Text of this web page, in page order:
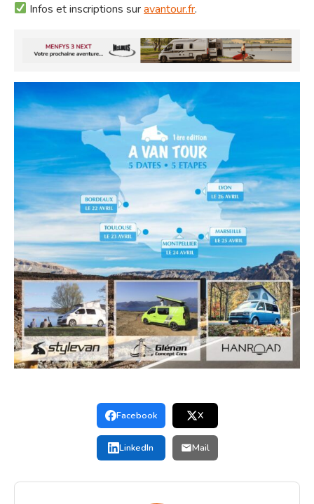
Infos et inscriptions suravantour.fr.
Facebook X
LinkedIn Mail